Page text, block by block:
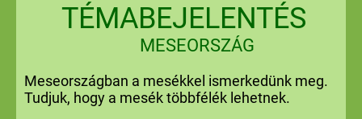
TÉMABEJELENTÉS
MESEORSZÁG
Meseországban a mesékkel ismerkedünk meg.
Tudjuk, hogy a mesék többfélék lehetnek.